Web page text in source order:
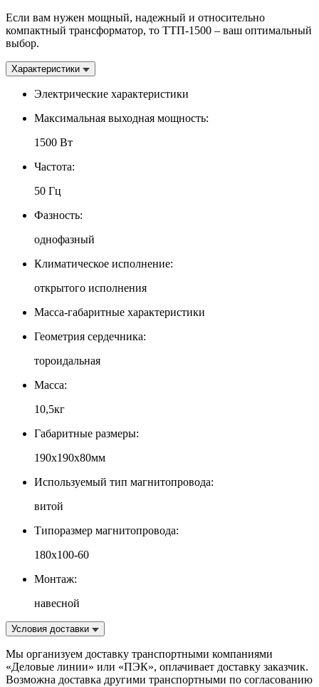
Если вам нужен мощный, надежный и относительно
компактный трансформатор, то ТТП-1500 – ваш оптимальный
выбор.
Характеристики
Электрические характеристики
Максимальная выходная мощность:
1500 Вт
Частота:
50 Гц
Фазность:
однофазный
Климатическое исполнение:
открытого исполнения
Масса-габаритные характеристики
Геометрия сердечника:
тороидальная
Масса:
10,5кг
Габаритные размеры:
190х190х80мм
Используемый тип магнитопровода:
витой
Типоразмер магнитопровода:
180х100-60
Монтаж:
навесной
Условия доставки
Мы организуем доставку транспортными компаниями
«Деловые линии» или «ПЭК», оплачивает доставку заказчик.
Возможна доставка другими транспортными по согласованию